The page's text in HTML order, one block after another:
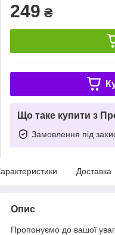
249 ₴
Що таке купити з
Замовлення під
Доставка
Опис
Пропонуємо до вашої уваги